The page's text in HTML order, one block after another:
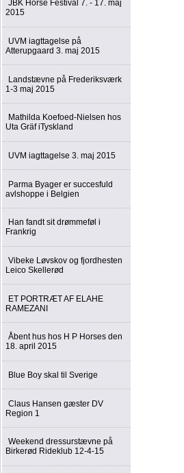
JBK Horse Festival 7. - 17. maj
2015
UVM iagttagelse på
Atterupgaard 3. maj 2015
Landstævne på Frederiksværk
1-3 maj 2015
Mathilda Koefoed-Nielsen hos
Uta Gräf iTyskland
UVM iagttagelse 3. maj 2015
Parma Byager er succesfuld
avlshoppe i Belgien
Han fandt sit drømmeføl i
Frankrig
Vibeke Løvskov og fjordhesten
Leico Skellerød
ET PORTRÆT AF ELAHE
RAMEZANI
Åbent hus hos H P Horses den
18. april 2015
Blue Boy skal til Sverige
Claus Hansen gæster DV
Region 1
Weekend dressurstævne på
Birkerød Rideklub 12-4-15